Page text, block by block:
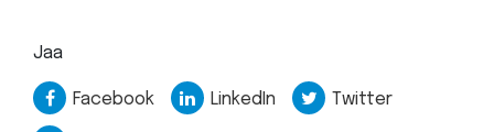
Jaa
Facebook LinkedIn Twitter